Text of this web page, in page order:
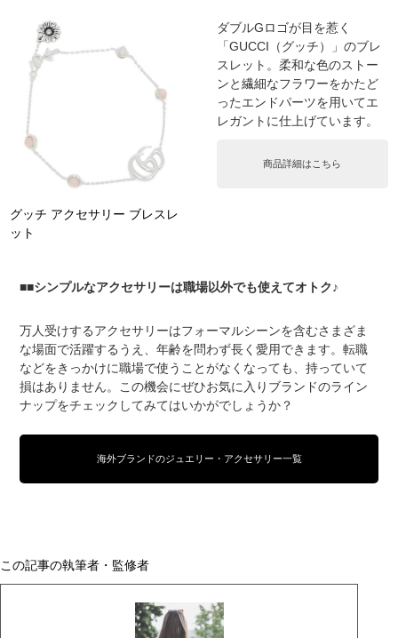
グッチ アクセサリー ブレスレ
ット
ダブルGロゴが目を惹く
「GUCCI（グッチ）」のブレ
スレット。柔和な色のストー
ンと繊細なフラワーをかたど
ったエンドパーツを用いてエ
レガントに仕上げています。
商品詳細はこちら
■シンプルなアクセサリーは職場以外でも使えてオトク♪
万人受けするアクセサリーはフォーマルシーンを含むさまざま
な場面で活躍するうえ、年齢を問わず長く愛用できます。転職
などをきっかけに職場で使うことがなくなっても、持っていて
損はありません。この機会にぜひお気に入りブランドのライン
ナップをチェックしてみてはいかがでしょうか？
海外ブランドのジュエリー・アクセサリー一覧
この記事の執筆者・監修者